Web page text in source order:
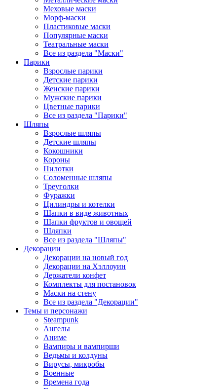
Меховые маски
Морф-маски
Пластиковые маски
Популярные маски
Театральные маски
Все из раздела "Маски"
Парики
Взрослые парики
Детские парики
Женские парики
Мужские парики
Цветные парики
Все из раздела "Парики"
Шляпы
Взрослые шляпы
Детские шляпы
Кокошники
Короны
Пилотки
Соломенные шляпы
Треуголки
Фуражки
Цилиндры и котелки
Шапки в виде животных
Шапки фруктов и овощей
Шляпки
Все из раздела "Шляпы"
Декорации
Декорации на новый год
Декорации на Хэллоуин
Держатели конфет
Комплекты для постановок
Маски на стену
Все из раздела "Декорации"
Темы и персонажи
Steampunk
Ангелы
Аниме
Вампиры и вампирши
Ведьмы и колдуны
Вирусы, микробы
Военные
Времена года